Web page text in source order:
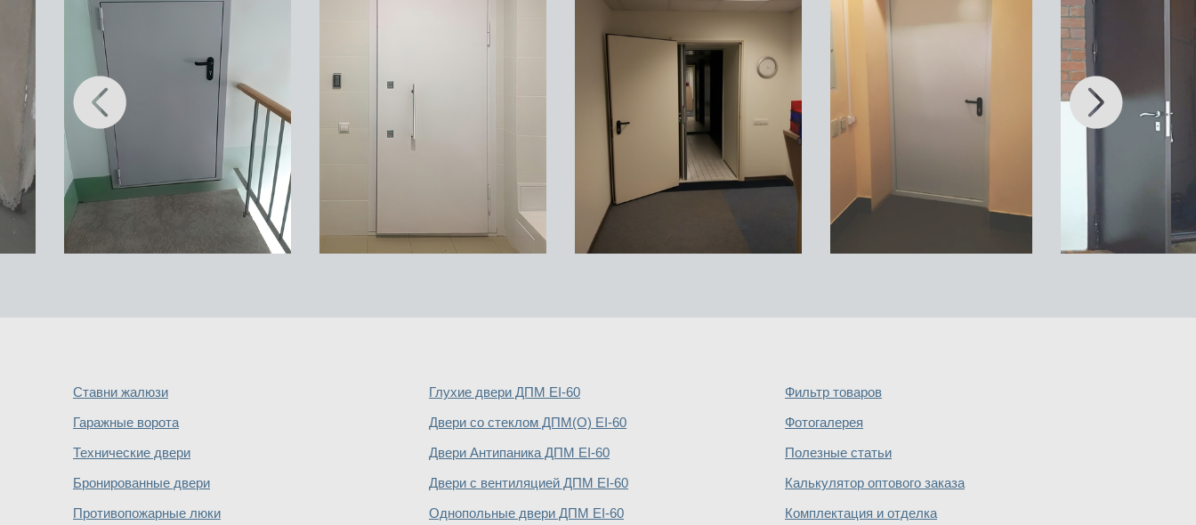
Ставни жалюзи
Гаражные ворота
Технические двери
Бронированные двери
Противопожарные люки
Глухие двери ДПМ EI-60
Двери со стеклом ДПМ(О) EI-60
Двери Антипаника ДПМ EI-60
Двери с вентиляцией ДПМ EI-60
Однопольные двери ДПМ EI-60
Фильтр товаров
Фотогалерея
Полезные статьи
Калькулятор оптового заказа
Комплектация и отделка